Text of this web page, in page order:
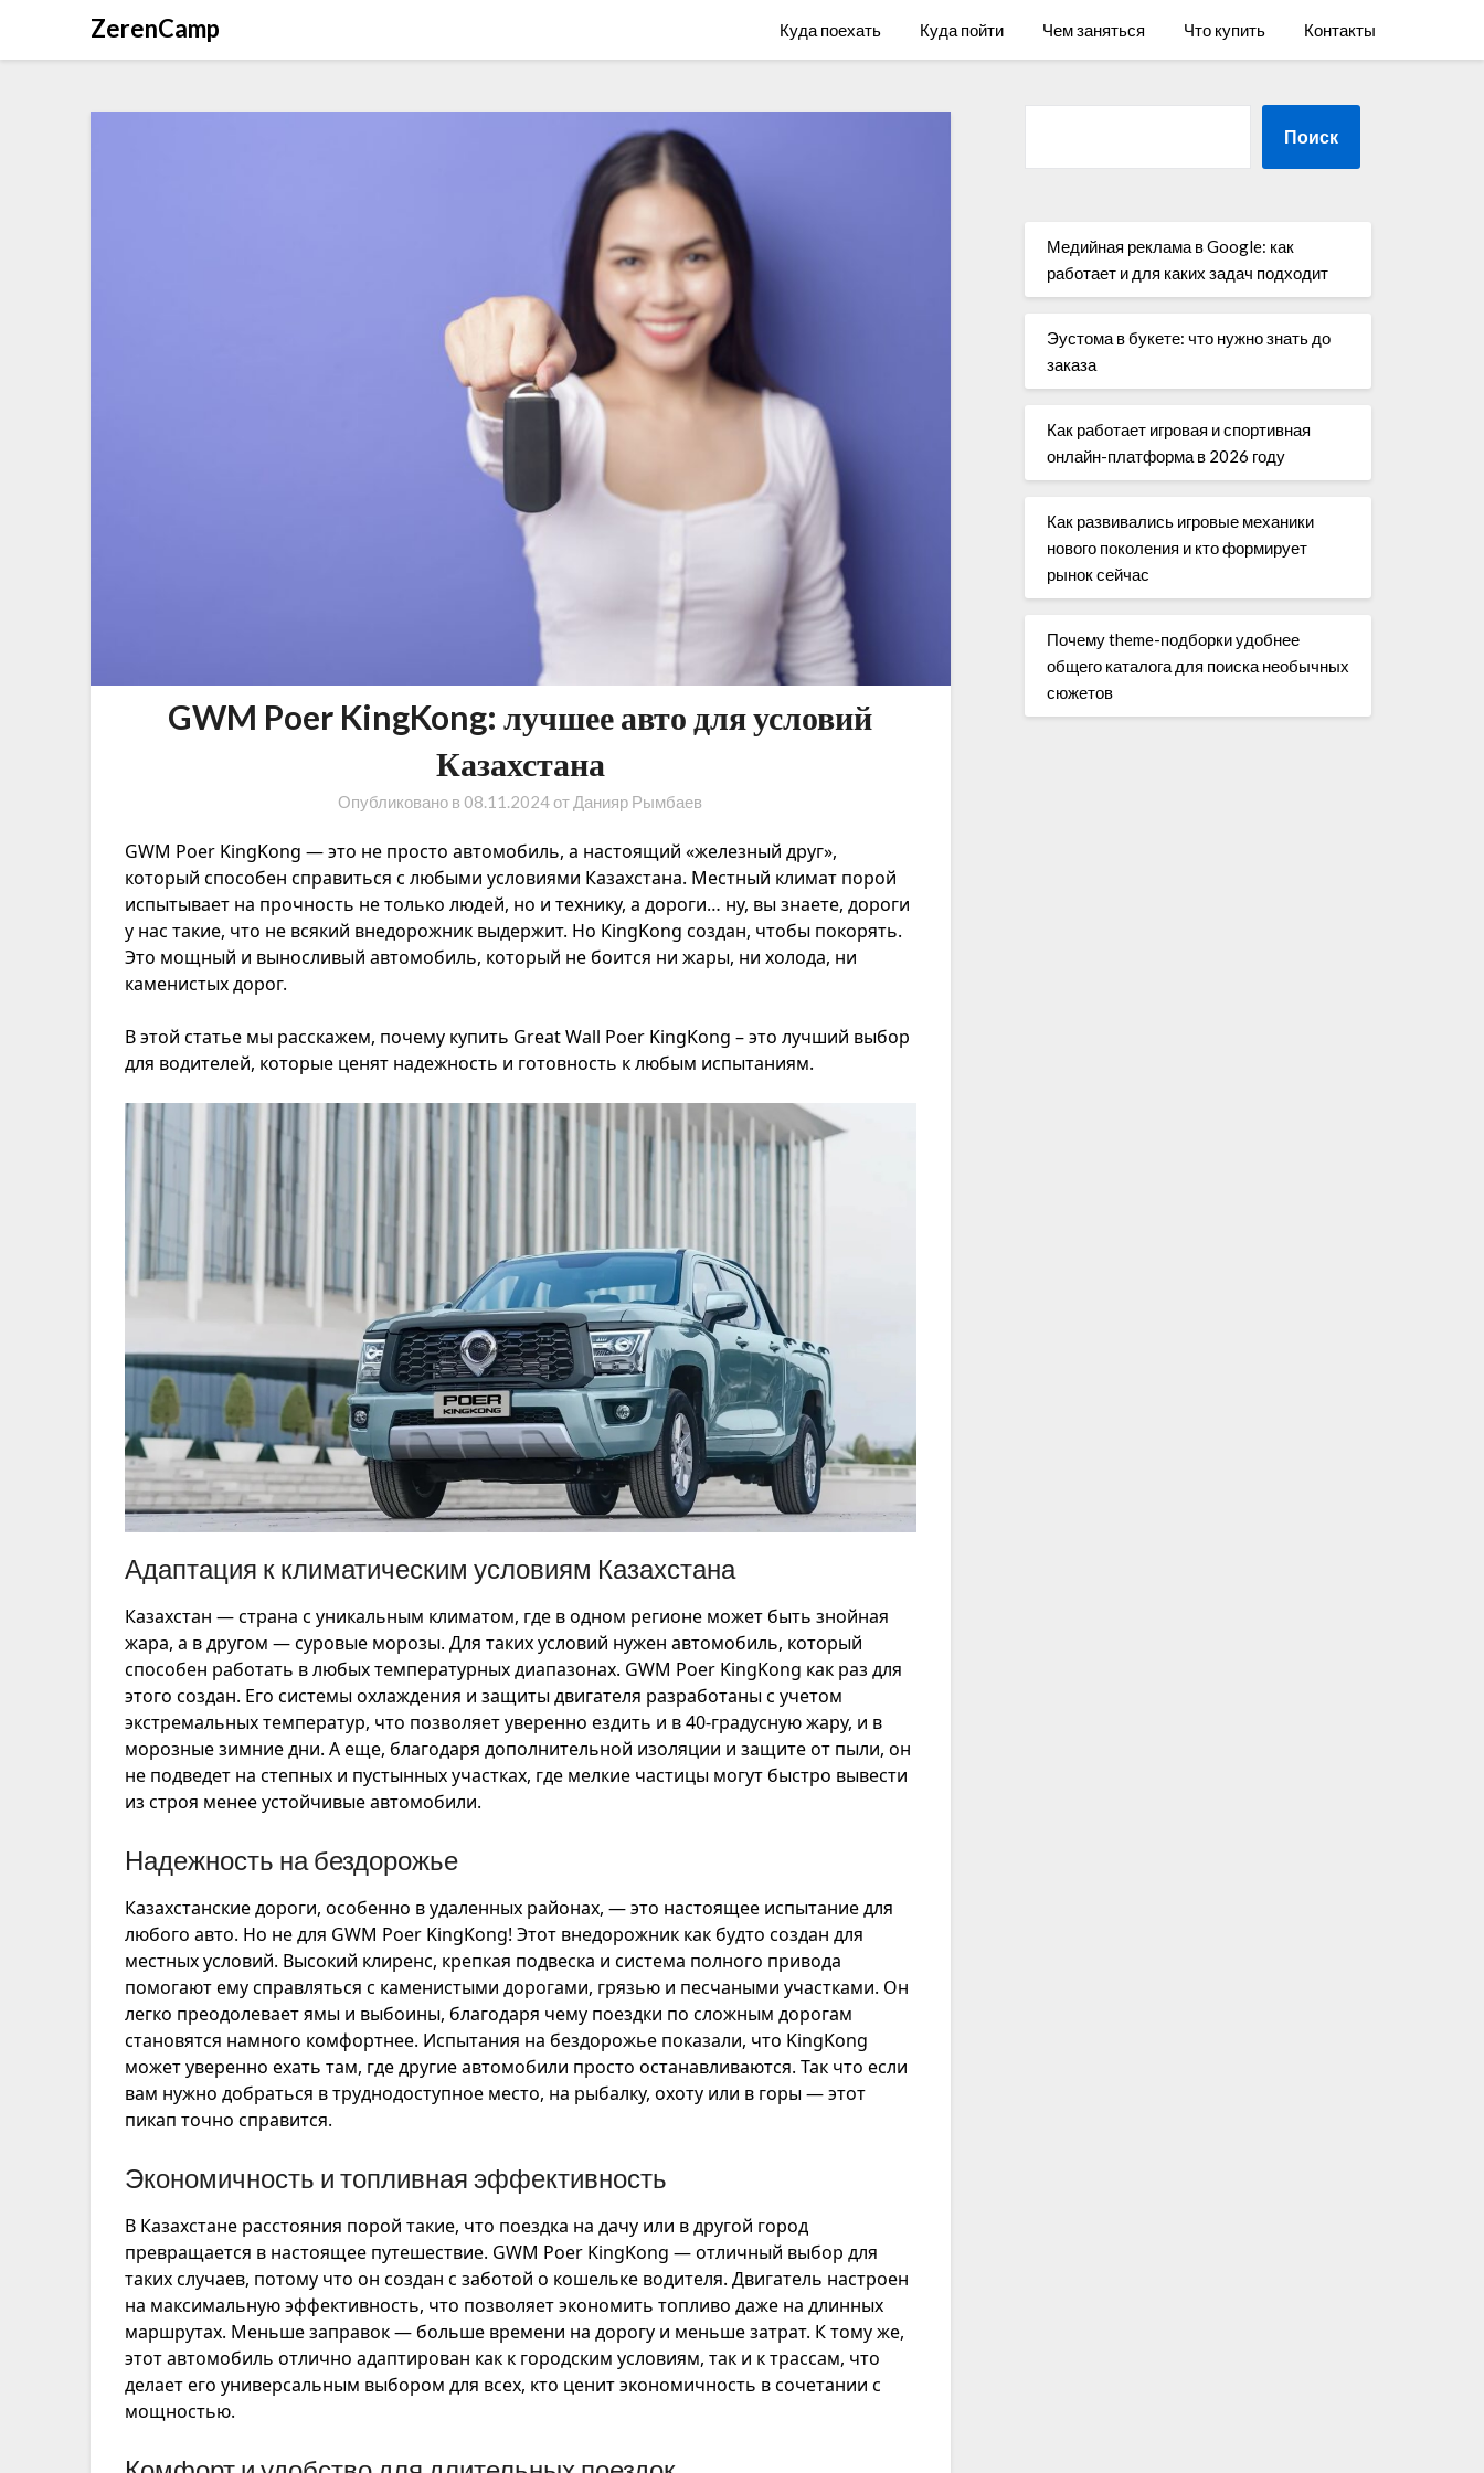
ZerenCamp Куда поехать Куда пойти Чем заняться Что купить Контакты
GWM Poer KingKong: лучшее авто для условий
Казахстана
Опубликовано в 08.11.2024от Данияр Рымбаев
GWM Poer KingKong — это не просто автомобиль, а настоящий «железный друг»,
который способен справиться с любыми условиями Казахстана. Местный климат порой
испытывает на прочность не только людей, но и технику, а дороги… ну, вы знаете, дороги
у нас такие, что не всякий внедорожник выдержит. Но KingKong создан, чтобы покорять.
Это мощный и выносливый автомобиль, который не боится ни жары, ни холода, ни
каменистых дорог.
В этой статье мы расскажем, почему купить Great Wall Poer KingKong – это лучший выбор
для водителей, которые ценят надежность и готовность к любым испытаниям.
Адаптация к климатическим условиям Казахстана
Казахстан — страна с уникальным климатом, где в одном регионе может быть знойная
жара, а в другом — суровые морозы. Для таких условий нужен автомобиль, который
способен работать в любых температурных диапазонах. GWM Poer KingKong как раз для
этого создан. Его системы охлаждения и защиты двигателя разработаны с учетом
экстремальных температур, что позволяет уверенно ездить и в 40-градусную жару, и в
морозные зимние дни. А еще, благодаря дополнительной изоляции и защите от пыли, он
не подведет на степных и пустынных участках, где мелкие частицы могут быстро вывести
из строя менее устойчивые автомобили.
Надежность на бездорожье
Казахстанские дороги, особенно в удаленных районах, — это настоящее испытание для
любого авто. Но не для GWM Poer KingKong! Этот внедорожник как будто создан для
местных условий. Высокий клиренс, крепкая подвеска и система полного привода
помогают ему справляться с каменистыми дорогами, грязью и песчаными участками. Он
легко преодолевает ямы и выбоины, благодаря чему поездки по сложным дорогам
становятся намного комфортнее. Испытания на бездорожье показали, что KingKong
может уверенно ехать там, где другие автомобили просто останавливаются. Так что если
вам нужно добраться в труднодоступное место, на рыбалку, охоту или в горы — этот
пикап точно справится.
Экономичность и топливная эффективность
В Казахстане расстояния порой такие, что поездка на дачу или в другой город
превращается в настоящее путешествие. GWM Poer KingKong — отличный выбор для
таких случаев, потому что он создан с заботой о кошельке водителя. Двигатель настроен
на максимальную эффективность, что позволяет экономить топливо даже на длинных
маршрутах. Меньше заправок — больше времени на дорогу и меньше затрат. К тому же,
этот автомобиль отлично адаптирован как к городским условиям, так и к трассам, что
делает его универсальным выбором для всех, кто ценит экономичность в сочетании с
мощностью.
Поиск
Медийная реклама в Google: как
работает и для каких задач подходит
Эустома в букете: что нужно знать до
заказа
Как работает игровая и спортивная
онлайн-платформа в 2026 году
Как развивались игровые механики
нового поколения и кто формирует
рынок сейчас
Почему theme-подборки удобнее
общего каталога для поиска необычных
сюжетов